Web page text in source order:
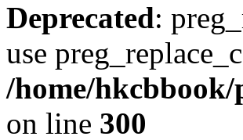
Deprecated:
use
/home/
on line 300